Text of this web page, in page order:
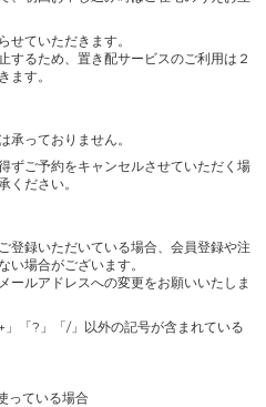
せていただきます。
するため、置き配サービスのご利用は２
ます。
承っておりません。
ずご予約をキャンセルさせていただく場
ください。
登録いただいている場合、会員登録や注
い場合がございます。
ールアドレスへの変更をお願いいたしま
「?」「/」以外の記号が含まれている
っている場合